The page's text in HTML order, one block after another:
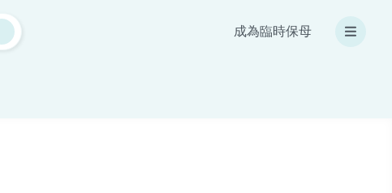
成為臨時保母